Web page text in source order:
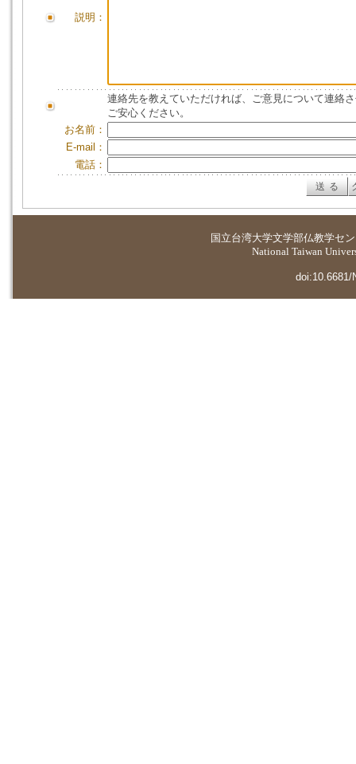
説明：
連絡先を教えていただければ、ご意見について連絡
ご安心ください。
お名前：
E-mail：
電話：
国立台湾大学文学部仏教学セ
National Taiwan
doi:10.6681/